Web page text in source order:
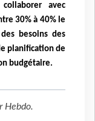
collaborer avec
30% à 40% le
besoins des
planification de
budgétaire.
Hebdo.